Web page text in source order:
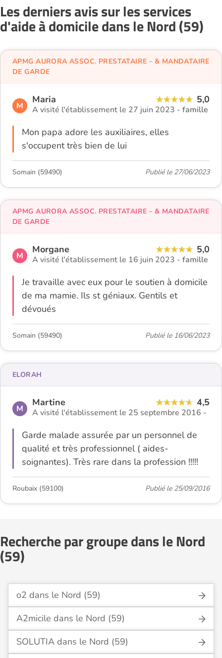
Les derniers avis sur les services
d'aide à domicile dans le Nord (59)
M
Maria 5,0
A visité l'établissement le 27 juin 2023 - famille
Mon papa adore les auxiliaires, elles
s'occupent très bien de lui
APMG AURORA ASSOC. PRESTATAIRE - & MANDATAIRE
DE GARDE
Somain (59490) Publié le 27/06/2023
M
Morgane 5,0
A visité l'établissement le 16 juin 2023 - famille
Je travaille avec eux pour le soutien à domicile
de ma mamie. Ils st géniaux. Gentils et
dévoués
APMG AURORA ASSOC. PRESTATAIRE - & MANDATAIRE
DE GARDE
Somain (59490) Publié le 16/06/2023
M
Martine 4,5
A visité l'établissement le 25 septembre 2016 -
Garde malade assurée par un personnel de
qualité et très professionnel ( aides-
soignantes). Très rare dans la profession !!!!!
ELORAH
Roubaix (59100) Publié le 25/09/2016
Recherche par groupe dans le Nord
(59)
o2 dans le Nord (59)
A2micile dans le Nord (59)
SOLUTIA dans le Nord (59)